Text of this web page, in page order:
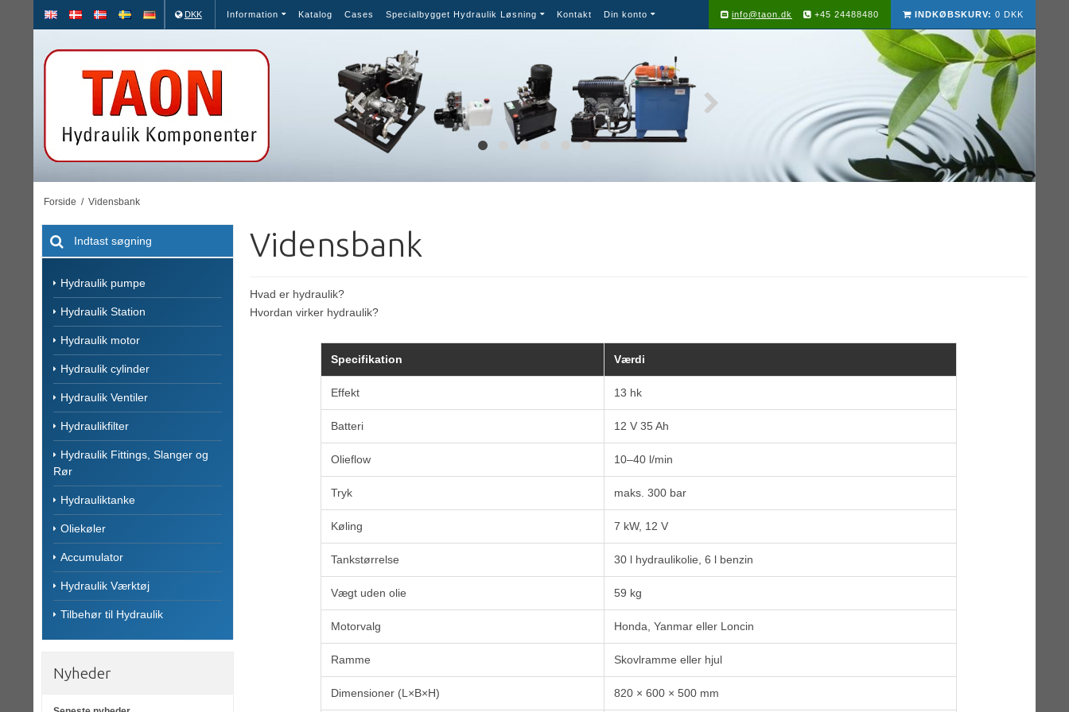
DKK Information Katalog Cases Specialbygget Hydraulik Løsning Kontakt Din konto INDKØBSKURV: 0 DKK
info@taon.dk +45 24488480
Forside / Vidensbank
Hydraulik pumpe
Hydraulik Station
Hydraulik motor
Hydraulik cylinder
Hydraulik Ventiler
Hydraulikfilter
Hydraulik Fittings, Slanger og
Rør
Hydrauliktanke
Oliekøler
Accumulator
Hydraulik Værktøj
Tilbehør til Hydraulik
Nyheder
Vidensbank
Hvad er hydraulik?
Hvordan virker hydraulik?
Specifikation Værdi
Effekt 13 hk
Batteri 12 V 35 Ah
Olieflow 10–40 l/min
Tryk maks. 300 bar
Køling 7 kW, 12 V
Tankstørrelse 30 l hydraulikolie, 6 l benzin
Vægt uden olie 59 kg
Motorvalg Honda, Yanmar eller Loncin
Ramme Skovlramme eller hjul
Dimensioner (L×B×H) 820 × 600 × 500 mm